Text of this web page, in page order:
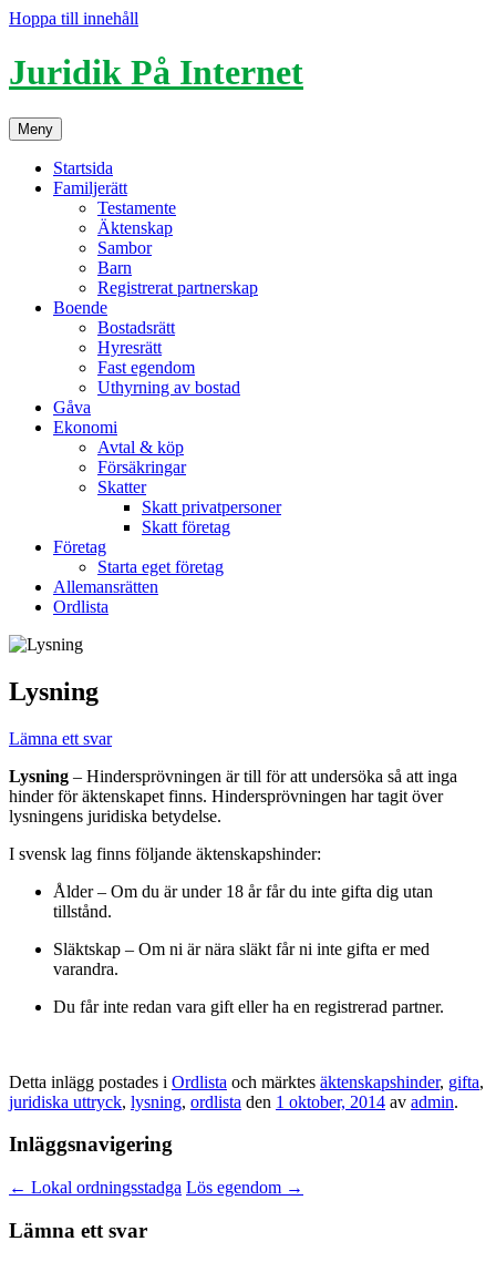
Hoppa till innehåll
Juridik På Internet
Meny
Startsida
Familjerätt
Testamente
Äktenskap
Sambor
Barn
Registrerat partnerskap
Boende
Bostadsrätt
Hyresrätt
Fast egendom
Uthyrning av bostad
Gåva
Ekonomi
Avtal & köp
Försäkringar
Skatter
Skatt privatpersoner
Skatt företag
Företag
Starta eget företag
Allemansrätten
Ordlista
Lysning
Lämna ett svar
Lysning – Hindersprövningen är till för att undersöka så att inga
hinder för äktenskapet finns. Hindersprövningen har tagit över
lysningens juridiska betydelse.
I svensk lag finns följande äktenskapshinder:
Ålder – Om du är under 18 år får du inte gifta dig utan
tillstånd.
Släktskap – Om ni är nära släkt får ni inte gifta er med
varandra.
Du får inte redan vara gift eller ha en registrerad partner.
Detta inlägg postades i Ordlista och märktes äktenskapshinder, gifta,
juridiska uttryck, lysning, ordlista den 1 oktober, 2014 av admin.
Inläggsnavigering
← Lokal ordningsstadga Lös egendom →
Lämna ett svar